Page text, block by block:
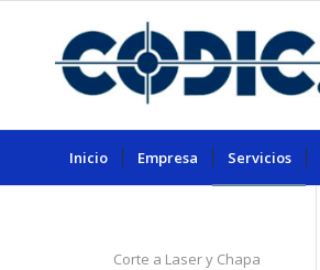
Inicio Empresa Servicios
Corte a Laser y Chapa